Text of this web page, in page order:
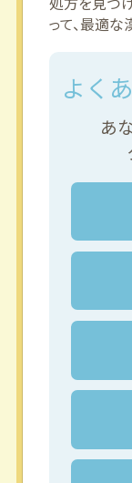
って、最適な
よく
あ